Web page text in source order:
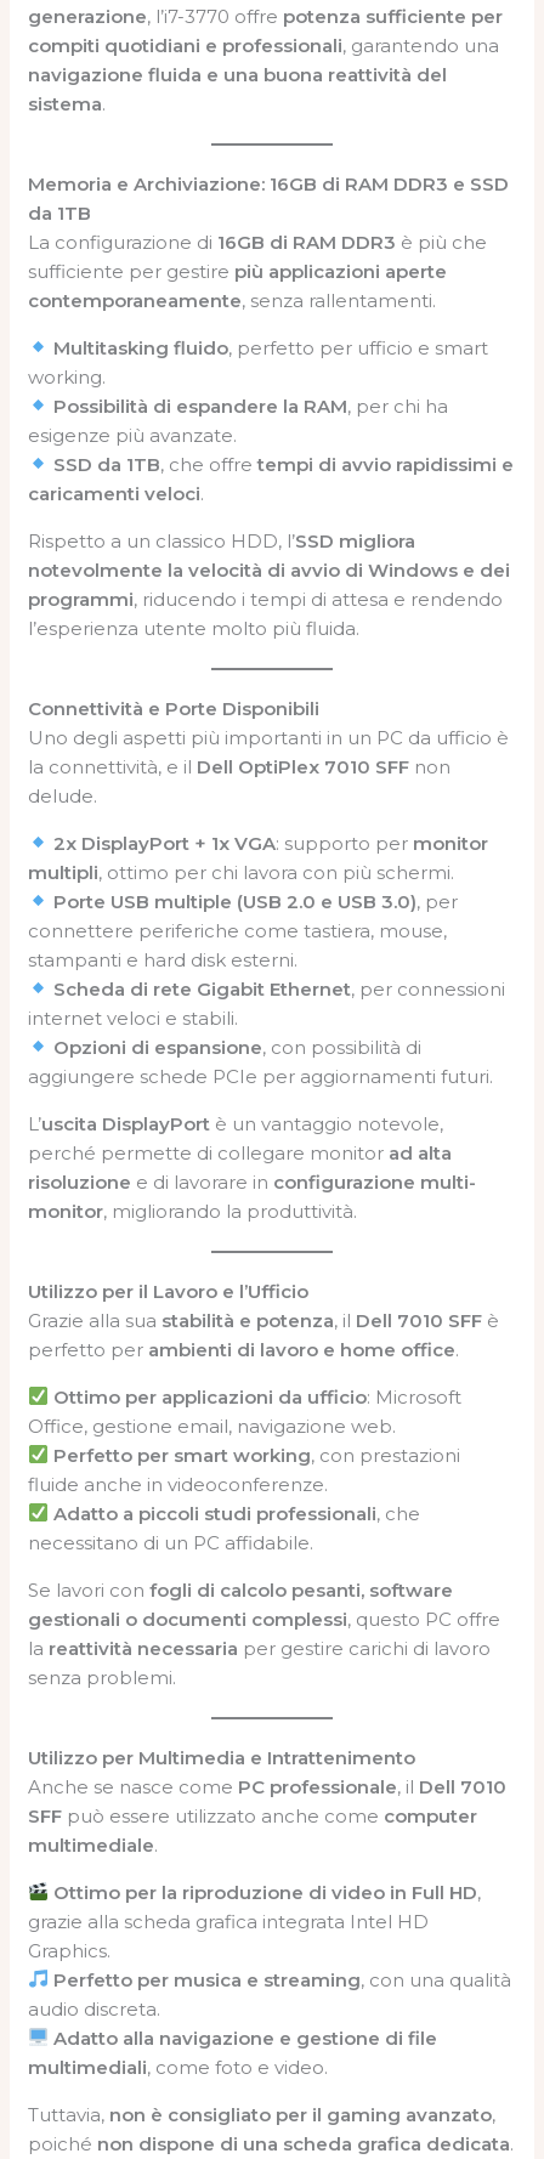
generazione, l’i7-3770 offre potenza sufficiente per
compiti quotidiani e professionali, garantendo una
navigazione fluida e una buona reattività del
sistema.
Memoria e Archiviazione: 16GB di RAM DDR3 e SSD
da 1TB
La configurazione di 16GB di RAM DDR3 è più che
sufficiente per gestire più applicazioni aperte
contemporaneamente, senza rallentamenti.
Multitasking fluido, perfetto per ufficio e smart
working.
Possibilità di espandere la RAM, per chi ha
esigenze più avanzate.
SSD da 1TB, che offretempi di avvio rapidissimi e
caricamenti veloci.
Rispetto a un classico HDD, l’SSD migliora
notevolmente la velocità di avvio di Windows e dei
programmi, riducendo i tempi di attesa e rendendo
l’esperienza utente molto più fluida.
Connettività e Porte Disponibili
Uno degli aspetti più importanti in un PC da ufficio è
la connettività, e il Dell OptiPlex 7010 SFF non
delude.
2x DisplayPort + 1x VGA: supporto per monitor
multipli, ottimo per chi lavora con più schermi.
Porte USB multiple (USB 2.0 e USB 3.0), per
connettere periferiche come tastiera, mouse,
stampanti e hard disk esterni.
Scheda di rete Gigabit Ethernet, per connessioni
internet veloci e stabili.
Opzioni di espansione, con possibilità di
aggiungere schede PCIe per aggiornamenti futuri.
L’uscita DisplayPort è un vantaggio notevole,
perché permette di collegare monitor ad alta
risoluzione e di lavorare in configurazione multi-
monitor, migliorando la produttività.
Utilizzo per il Lavoro e l’Ufficio
Grazie alla sua stabilità e potenza, il Dell 7010 SFF è
perfetto per ambienti di lavoro e home office.
Ottimo per applicazioni da ufficio: Microsoft
Office, gestione email, navigazione web.
Perfetto per smart working, con prestazioni
fluide anche in videoconferenze.
Adatto a piccoli studi professionali, che
necessitano di un PC affidabile.
Se lavori confogli di calcolo pesanti, software
gestionali o documenti complessi, questo PC offre
la reattività necessaria per gestire carichi di lavoro
senza problemi.
Utilizzo per Multimedia e Intrattenimento
Anche se nasce come PC professionale, il Dell 7010
SFF può essere utilizzato anche come computer
multimediale.
Ottimo per la riproduzione di video in Full HD,
grazie alla scheda grafica integrata Intel HD
Graphics.
Perfetto per musica e streaming, con una qualità
audio discreta.
Adatto alla navigazione e gestione di file
multimediali, come foto e video.
Tuttavia, non è consigliato per il gaming avanzato,
poiché non dispone di una scheda grafica dedicata.